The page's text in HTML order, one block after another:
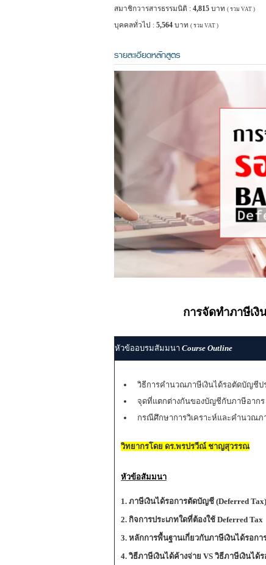
สมาชิกวารสารธรรมนิติ : 4,815 บาท ( รวม VAT )
บุคคลทั่วไป : 5,564 บาท ( รวม VAT )
รายละเอียดหลักสูตร
การจัดทำภาษีเ
หัวข้ออบรมสัมมนา Course Outline
วิธีการคำนวณภาษีเงินได้รอตัดบัญชี
จุดที่แตกต่างกันของบัญชีกับภาษีอากร
กรณีศึกษาการวิเคราะห์และคำนวณภ
วิทยากรโดย ดร.พรปรวีณ์ ชาญสุวรรณ
หัวข้อสัมมนา
1. ภาษีเงินได้รอการตัดบัญชี (Deferred
2. กิจการประเภทใดที่ต้องใช้ Deferred Tax
3. หลักการพื้นฐานเกี่ยวกับภาษีเงินได้รอก
4. วิธีภาษีเงินได้ค้างจ่าย VS วิธีภาษีเงินไ